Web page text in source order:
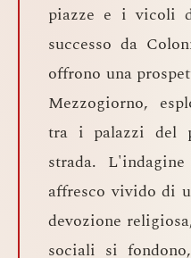
piazze e i vicoli
successo da
offrono una
Mezzogiorno,
tra i palazzi del
strada.
affresco vivido di
devozione
sociali si